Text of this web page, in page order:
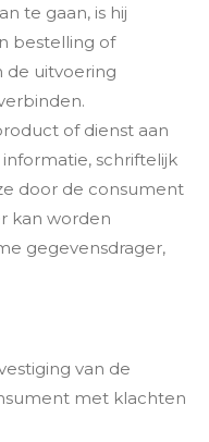
te gaan, is hij
bestelling of
de uitvoering
of dienst aan
schriftelijk
door de consument
kan worden
gegevensdrager,
van de
met klachten